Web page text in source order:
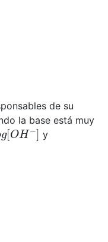
de su
la base está muy
[OH−] y